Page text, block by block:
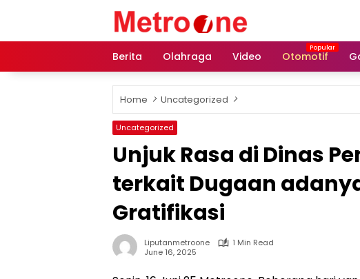
Berita Olahraga Video Otomotif
Home Uncategorized
Uncategorized
Unjuk Rasa di Dinas
terkait Dugaan
Gratifikasi
Liputanmetroone
1 Min Read
June 16, 2025